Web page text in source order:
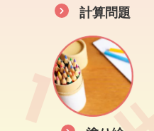
計算問題